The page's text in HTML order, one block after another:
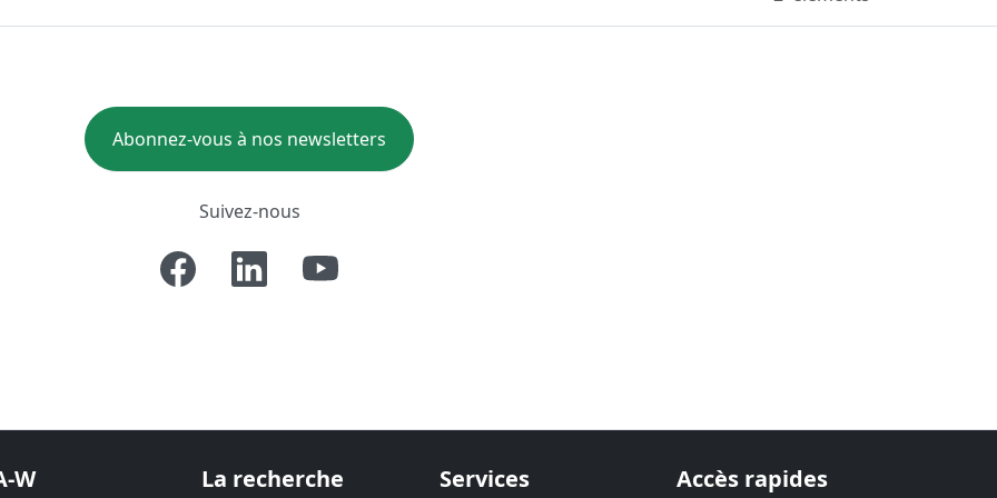
Abonnez-vous à nos newsletters
Suivez-nous
W La recherche Services Accès rapides